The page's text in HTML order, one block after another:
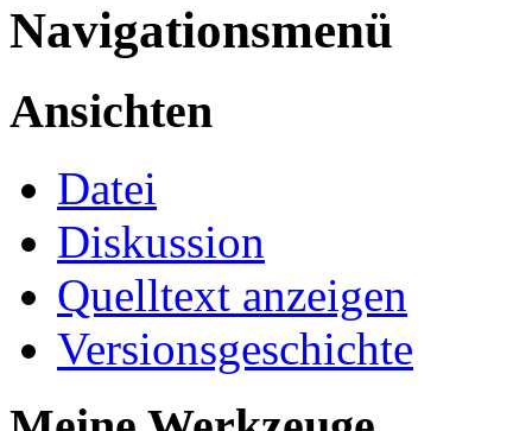
Navigationsmenü
Ansichten
Datei
Diskussion
Quelltext anzeigen
Versionsgeschichte